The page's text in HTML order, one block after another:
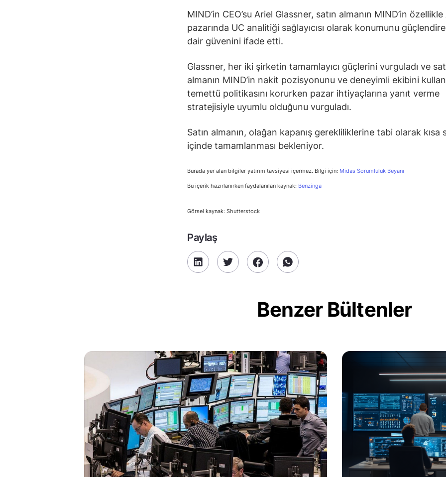
MIND’in CEO’su Ariel Glassner, satın almanın MIND’in
pazarında UC analitiği sağlayıcısı olarak konumunu
dair güvenini ifade etti.
Glassner, her iki şirketin tamamlayıcı güçlerini vurguladı ve
almanın MIND’in nakit pozisyonunu ve deneyimli ekibini
temettü politikasını korurken pazar ihtiyaçlarına yanıt verme
stratejisiyle uyumlu olduğunu vurguladı.
Satın almanın, olağan kapanış gerekliliklerine tabi olarak kısa
içinde tamamlanması bekleniyor.
Burada yer alan bilgiler yatırım tavsiyesi içermez. Bilgi için: Midas Sorumluluk Beyanı
Bu içerik hazırlanırken faydalanılan kaynak: Benzinga
Görsel kaynak: Shutterstock
Paylaş
Benzer Bültenler